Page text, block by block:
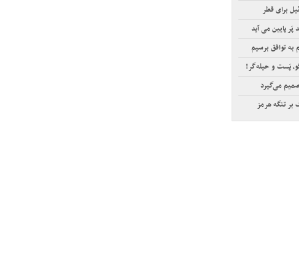
برای قطر
پایین می آید
توافق برسیم
پَست‌ و حیله‌گر!
بر تنگه هرمز